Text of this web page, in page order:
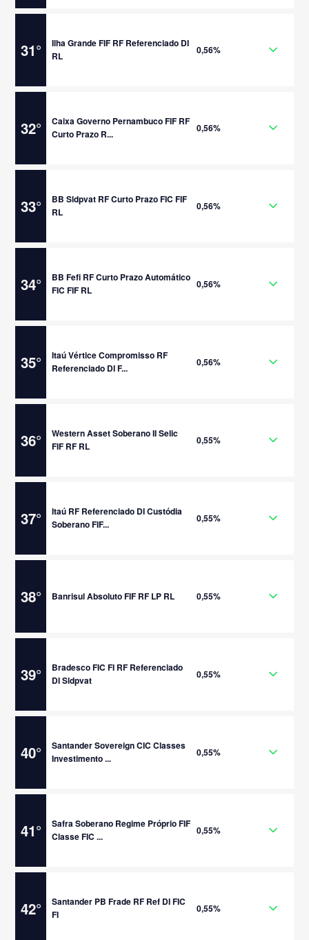
31°
Ilha Grande FIF RF Referenciado DI
RL
0,56%
32°
Caixa Governo Pernambuco FIF RF
Curto Prazo R...
0,56%
33°
BB Sldpvat RF Curto Prazo FIC FIF
RL
0,56%
34°
BB Fefi RF Curto Prazo Automático
FIC FIF RL
0,56%
35°
Itaú Vértice Compromisso RF
Referenciado DI F...
0,56%
36°
Western Asset Soberano II Selic
FIF RF RL
0,55%
37°
Itaú RF Referenciado DI Custódia
Soberano FIF...
0,55%
38° Banrisul Absoluto FIF RF LP RL 0,55%
39°
Bradesco FIC FI RF Referenciado
DI Sldpvat
0,55%
40°
Santander Sovereign CIC Classes
Investimento ...
0,55%
41°
Safra Soberano Regime Próprio FIF
Classe FIC ...
0,55%
42°
Santander PB Frade RF Ref DI FIC
FI
0,55%